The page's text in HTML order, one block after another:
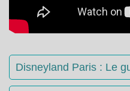
Disneyland Paris : Le